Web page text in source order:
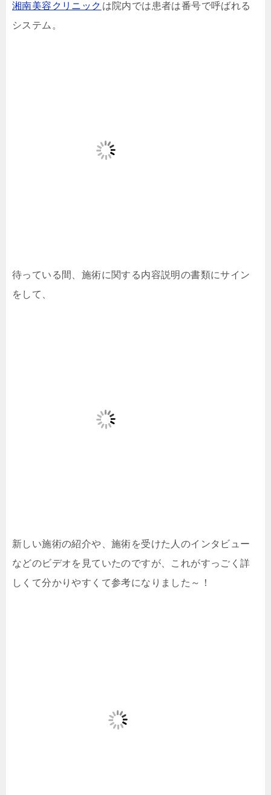
湘南美容クリニック は院内では患者は番号で呼ばれる
システム。
待っている間、施術に関する内容説明の書類にサイン
をして、
新しい施術の紹介や、施術を受けた人のインタビュー
などのビデオを見ていたのですが、これがすっごく詳
しくて分かりやすくて参考になりました～！